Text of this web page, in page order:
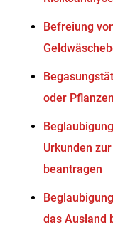
Befreiung
oder
Urkunden
beantragen
das Ausland